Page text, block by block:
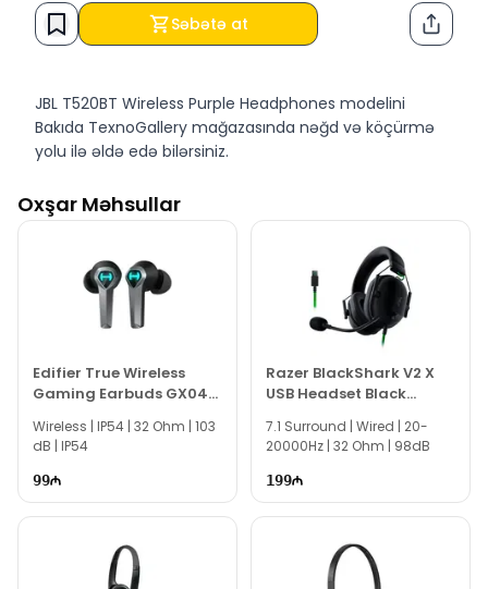
Səbətə at
JBL T520BT Wireless Purple Headphones modelini
Bakıda TexnoGallery mağazasında nəğd və köçürmə
yolu ilə əldə edə bilərsiniz.
Oxşar Məhsullar
Edifier True Wireless
Gaming Earbuds GX04
Wireless | IP54 | 32 Ohm | 103
dB | IP54
99
Razer BlackShark V2 X
USB Headset Black
RZ04-04570100-R3M1
7.1 Surround | Wired | 20-
20000Hz | 32 Ohm | 98dB
199